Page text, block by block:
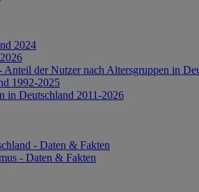
2024
Anteil der Nutzer nach Altersgruppen in
1992-2025
in Deutschland 2011-2026
- Daten & Fakten
- Daten & Fakten